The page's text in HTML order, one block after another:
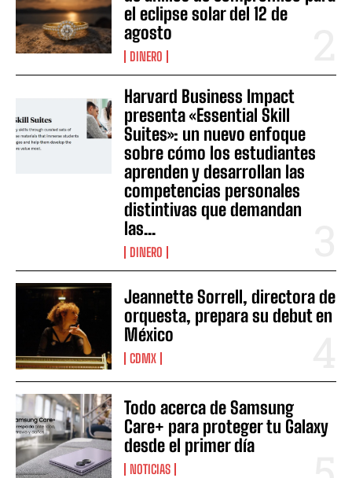
el eclipse solar del 12 de
agosto
DINERO
Harvard Business Impact
presenta «Essential Skill
Suites»: un nuevo enfoque
sobre cómo los estudiantes
aprenden y desarrollan las
competencias personales
distintivas que demandan
las...
DINERO
Jeannette Sorrell, directora de
orquesta, prepara su debut en
México
CDMX
Todo acerca de Samsung
Care+ para proteger tu Galaxy
desde el primer día
NOTICIAS